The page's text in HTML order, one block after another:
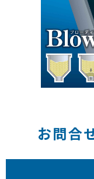
お問合